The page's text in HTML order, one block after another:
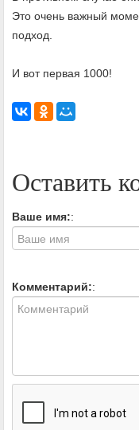
Это очень важный
подход.
И вот первая 1000!
Оставить
Ваше имя::
Комментарий::